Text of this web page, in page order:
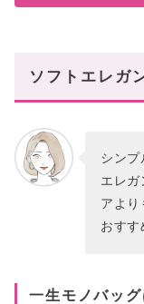
ソフトエレガ
シンプ
エレガ
アより
おすす
一生モノバッ